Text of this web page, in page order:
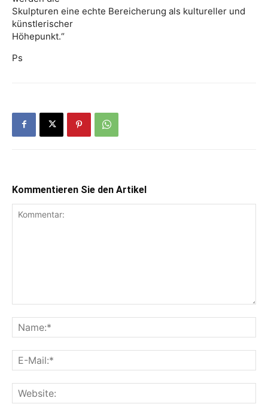
Skulpturen eine echte Bereicherung als kultureller und
künstlerischer
Höhepunkt.“
Ps
Kommentieren Sie den Artikel